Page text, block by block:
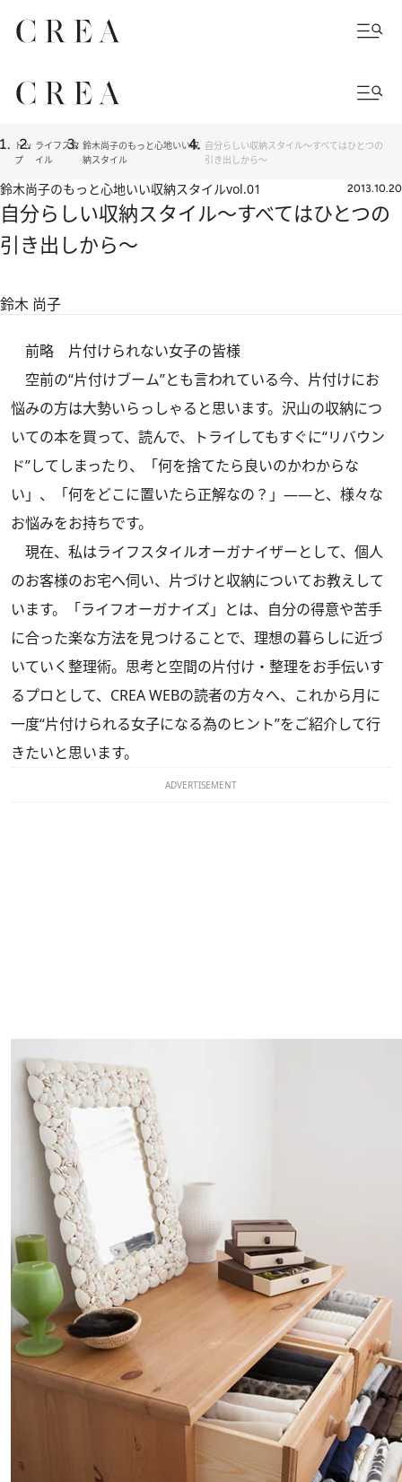
トッ
プ
ライフスタ
イル
鈴木尚子のもっと心地いい収
納スタイル
自分らしい収納スタイル～すべてはひとつの
引き出しから～
鈴木尚子のもっと心地いい収納スタイルvol.01 2013.10.20
自分らしい収納スタイル～すべてはひとつの
引き出しから～
鈴木 尚子
前略 片付けられない女子の皆様
空前の“片付けブーム”とも言われている今、片付けにお
悩みの方は大勢いらっしゃると思います。沢山の収納につ
いての本を買って、読んで、トライしてもすぐに“リバウン
ド”してしまったり、「何を捨てたら良いのかわからな
い」、「何をどこに置いたら正解なの？」――と、様々な
お悩みをお持ちです。
現在、私はライフスタイルオーガナイザーとして、個人
のお客様のお宅へ伺い、片づけと収納についてお教えして
います。「ライフオーガナイズ」とは、自分の得意や苦手
に合った楽な方法を見つけることで、理想の暮らしに近づ
いていく整理術。思考と空間の片付け・整理をお手伝いす
るプロとして、CREA WEBの読者の方々へ、これから月に
一度“片付けられる女子になる為のヒント”をご紹介して行
きたいと思います。
ADVERTISEMENT